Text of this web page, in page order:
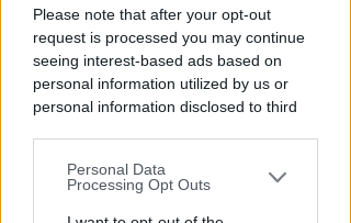
Please note that after your opt-out
request is processed you may continue
seeing interest-based ads based on
personal information utilized by us or
personal information disclosed to third
You may separately opt-out of the further
disclosure of your personal information
Personal Data
Processing Opt Outs
Serie A
Serie B
Serie C girone B
Serie D girone F